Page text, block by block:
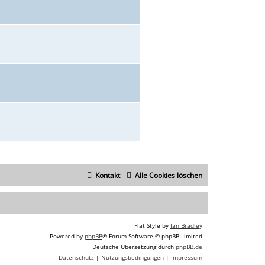
Alle Cookies löschen
Kontakt
Flat Style by Ian Bradley
Powered by phpBB® Forum Software © phpBB Limited
Deutsche Übersetzung durch phpBB.de
Datenschutz | Nutzungsbedingungen | Impressum